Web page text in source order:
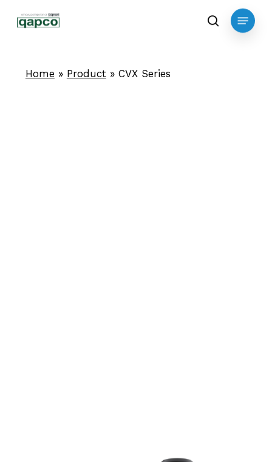
search
Menu
Home » Product» CVX Series